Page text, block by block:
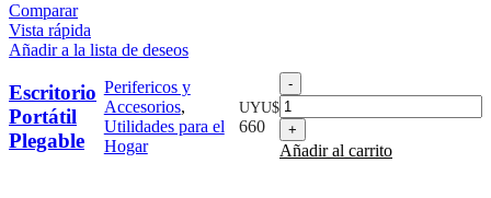
Comparar
Vista rápida
Añadir a la lista de deseos
Escritorio
Portátil
Plegable
Perifericos y
Accesorios,
Utilidades para el
Hogar
UYU$
660
Escritorio
Portátil
Plegable
cantidad
Añadir al carrito